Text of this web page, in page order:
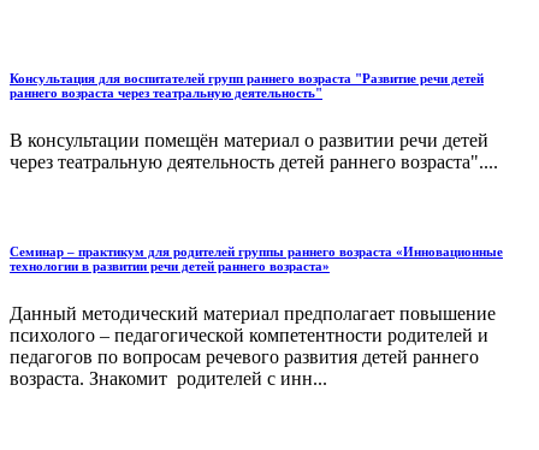
Консультация для воспитателей групп раннего возраста "Развитие речи детей
раннего возраста через театральную деятельность"
В консультации помещён материал о развитии речи детей
через театральную деятельность детей раннего возраста"....
Семинар – практикум для родителей группы раннего возраста «Инновационные
технологии в развитии речи детей раннего возраста»
Данный методический материал предполагает повышение
психолого – педагогической компетентности родителей и
педагогов по вопросам речевого развития детей раннего
возраста. Знакомит родителей с инн...